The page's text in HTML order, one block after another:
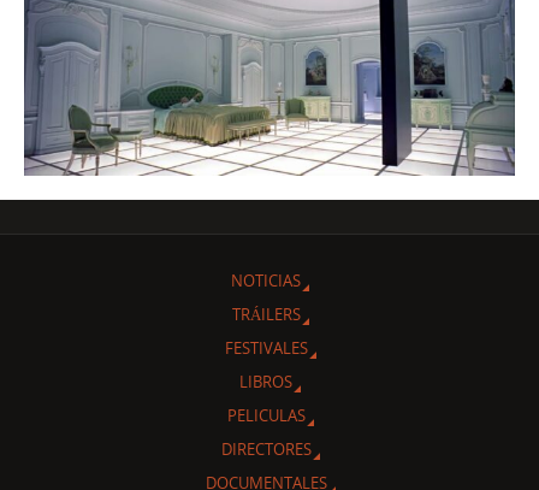
NOTICIAS
TRÁILERS
FESTIVALES
LIBROS
PELICULAS
DIRECTORES
DOCUMENTALES